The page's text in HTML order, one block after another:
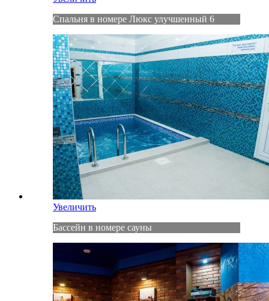
Спальня в номере Люкс улучшенный 6
Увеличить
Бассейн в номере сауны